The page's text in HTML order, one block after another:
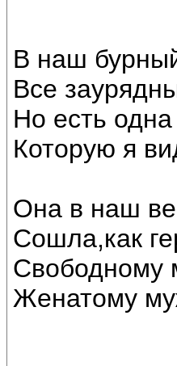
В наш
Все
Но есть
Которую я
Она в наш
Сошла,как
Свободному
Женатому